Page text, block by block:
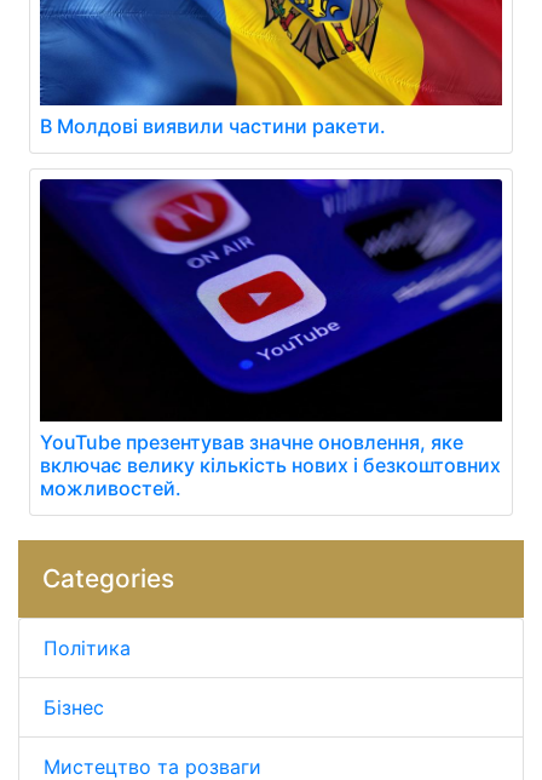
В Молдові виявили частини ракети.
YouTube презентував значне оновлення, яке
включає велику кількість нових і безкоштовних
можливостей.
Categories
Політика
Бізнес
Мистецтво та розваги